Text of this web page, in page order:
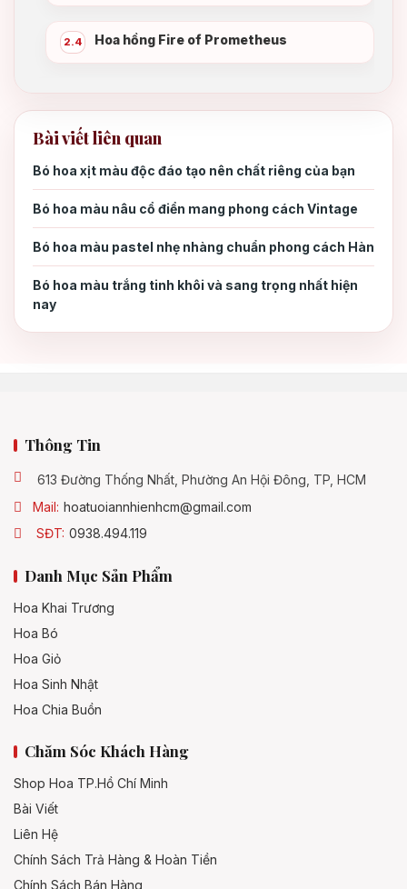
2.4 Hoa hồng Fire of Prometheus
4.
4. Địa chỉ mua hoa hồng thân gỗ chất
lượng
5. 5. Kết luận
Bài viết liên quan
Bó hoa xịt màu độc đáo tạo nên chất riêng của bạn
Bó hoa màu nâu cổ điển mang phong cách Vintage
Bó hoa màu pastel nhẹ nhàng chuẩn phong cách Hàn
Bó hoa màu trắng tinh khôi và sang trọng nhất hiện
nay
Thông Tin
613 Đường Thống Nhất, Phường An Hội Đông, TP, HCM
Mail: hoatuoiannhienhcm@gmail.com
SĐT: 0938.494.119
Danh Mục Sản Phẩm
Hoa Khai Trương
Hoa Bó
Hoa Giỏ
Hoa Sinh Nhật
Hoa Chia Buồn
Chăm Sóc Khách Hàng
Shop Hoa TP.Hồ Chí Minh
Bài Viết
Liên Hệ
Chính Sách Trả Hàng & Hoàn Tiền
Chính Sách Bán Hàng